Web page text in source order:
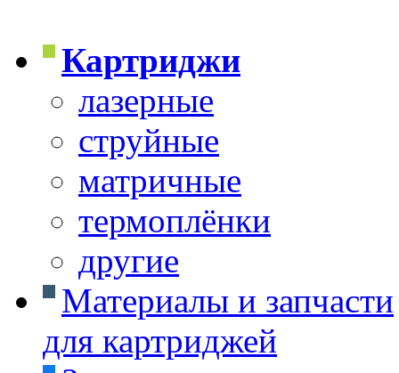
Картриджи
лазерные
струйные
матричные
термоплёнки
другие
Материалы и запчасти
для картриджей